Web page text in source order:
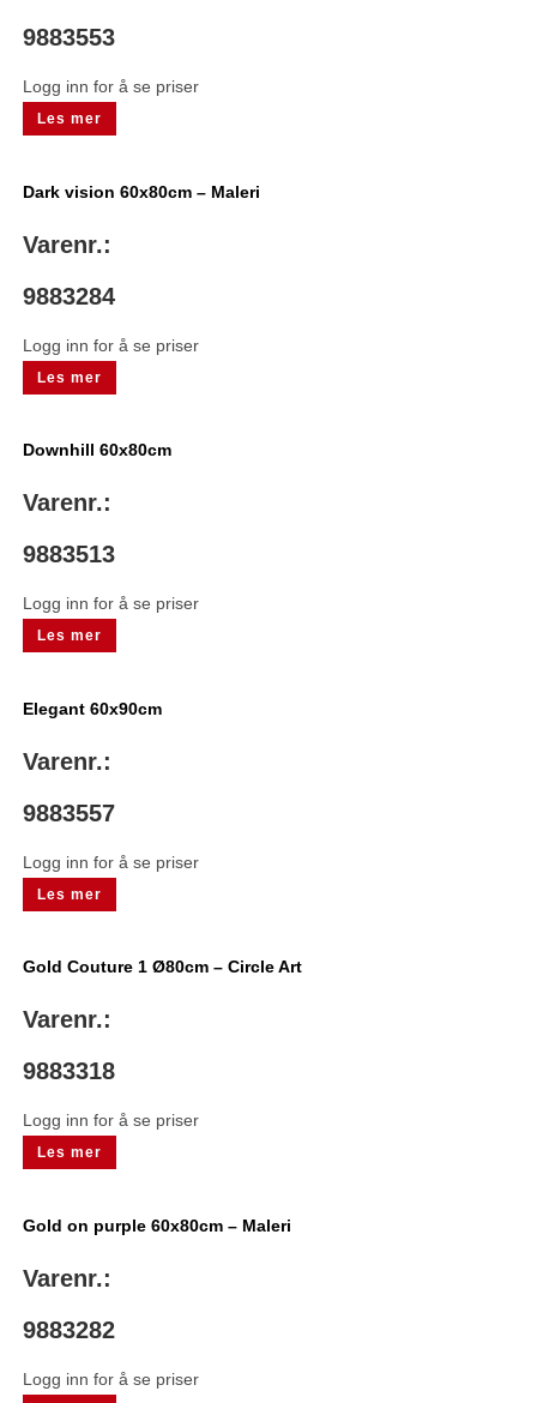
9883553
Logg inn for å se priser
Les mer
Dark vision 60x80cm – Maleri
Varenr.:
9883284
Logg inn for å se priser
Les mer
Downhill 60x80cm
Varenr.:
9883513
Logg inn for å se priser
Les mer
Elegant 60x90cm
Varenr.:
9883557
Logg inn for å se priser
Les mer
Gold Couture 1 Ø80cm – Circle Art
Varenr.:
9883318
Logg inn for å se priser
Les mer
Gold on purple 60x80cm – Maleri
Varenr.:
9883282
Logg inn for å se priser